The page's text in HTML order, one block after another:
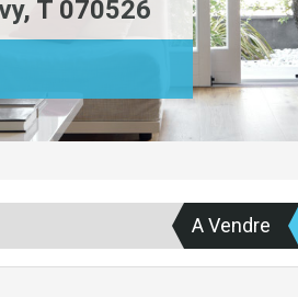
T 070526
A Vendre